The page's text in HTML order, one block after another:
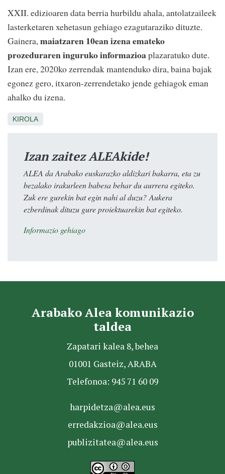
XXII. edizioaren data berria hurbildu ahala, antolatzaileek
lasterketaren xehetasun gehiago ezagutaraziko dituzte.
Gainera,maiatzaren 10ean izena emateko
prozeduraren inguruko informazioaplazaratuko dute.
Izan ere, 2020ko zerrendak mantenduko dira, baina bajak
egonez gero, itxaron-zerrendetako jende gehiagok eman
ahalko du izena.
KIROLA
Izan zaitez ALEAkide!
ALEA da Arabako euskarazko aldizkari bakarra, eta zu
bezalako irakurleen babesa behar du aurrera egiteko.
Zuk ere gurekin bat egin nahi al duzu? Aukera
ezberdinak dituzu gure proiektuarekin bat egiteko.
Informazio gehiago
Arabako Alea komunikazio
taldea
Zapatari kalea 8, behea
01001 Gasteiz, ARABA
Telefonoa: 945 71 60 09
harpidetza@alea.eus
erredakzioa@alea.eus
publizitatea@alea.eus